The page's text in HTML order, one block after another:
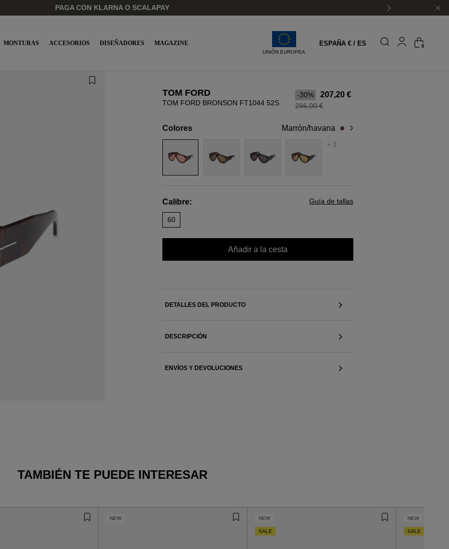
PAGA CON KLARNA O SCALAPAY
MONTURAS ACCESORIOS DISEÑADORES MAGAZINE
UNIÓN EUROPEA
ESPAÑA € / ES 0
TOM FORD
TOM FORD BRONSON FT1044 52S
-30% 207,20 €
296,00 €
Colores marrón/havana
+ 3
Calibre: Guía de tallas
60
Añadir a la cesta
DETALLES DEL PRODUCTO
DESCRIPCIÓN
ENVÍOS Y DEVOLUCIONES
TAMBIÉN TE PUEDE INTERESAR
NEW NEW
SALE
NEW
SALE